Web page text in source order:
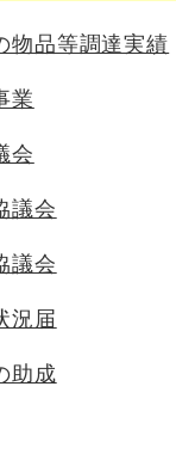
物品等調達実績
業
会
議会
議会
況届
助成